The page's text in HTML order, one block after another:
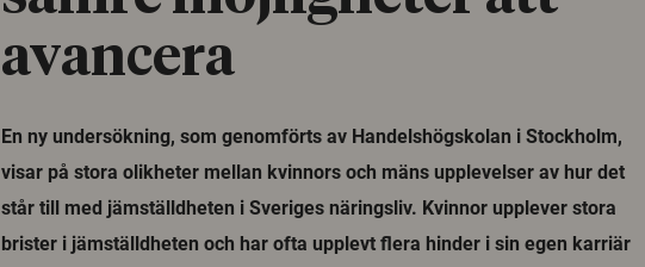
avancera
En ny undersökning, som genomförts av Handelshögskolan i Stockholm,
visar på stora olikheter mellan kvinnors och mäns upplevelser av hur det
står till med jämställdheten i Sveriges näringsliv. Kvinnor upplever stora
brister i jämställdheten och har ofta upplevt flera hinder i sin egen karriär